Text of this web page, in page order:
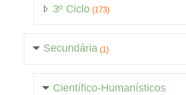
3º Ciclo (173)
Secundária (1)
Científico-Humanísticos